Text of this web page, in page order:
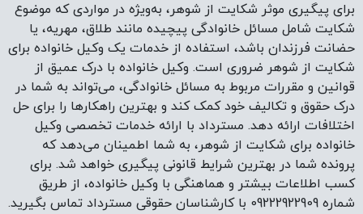
برای پیگیری موثر شکایت از شوهر، به‌ویژه در مواردی که موضوع
شکایت شامل مسائل خانوادگی پیچیده مانند طلاق، مهریه، یا
حضانت فرزندان باشد، استفاده از خدمات یک وکیل خانواده برای
شکایت از شوهر ضروری است. وکیل خانواده با درک عمیق از
قوانین و مقررات مربوط به مسائل خانوادگی، می‌تواند به شما در
درک حقوق و تکالیف خود کمک کند و بهترین راهکارها را برای حل
اختلافات ارائه دهد. مسترداد با ارائه خدمات تخصصی وکیل
خانواده برای شکایت از شوهر، به شما اطمینان می‌دهد که
پرونده شما در بهترین شرایط قانونی پیگیری خواهد شد. برای
کسب اطلاعات بیشتر و هماهنگی با وکیل خانواده، از طریق
شماره 09222922909 با کارشناسان حقوقی مسترداد تماس بگیرید.